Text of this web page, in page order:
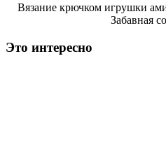
Вязание крючком игрушки
Забавная
Это интересно